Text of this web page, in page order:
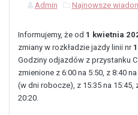
Admin Najnowsze
Informujemy, że od 1 kwietnia
zmiany w rozkładzie jazdy linii nr
Godziny odjazdów z przystanku
zmienione z 6:00 na 5:50, z 8:40
(w dni robocze), z 15:35 na 15:45,
20:20.